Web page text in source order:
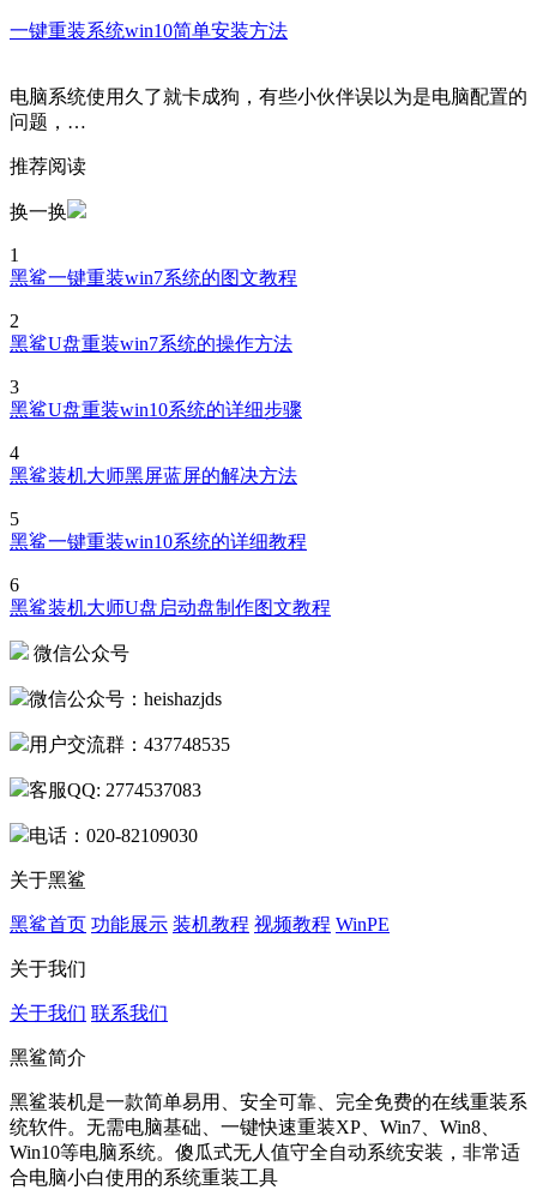
一键重装系统win10简单安装方法
电脑系统使用久了就卡成狗，有些小伙伴误以为是电脑配置的
问题，…
推荐阅读
换一换
1
黑鲨一键重装win7系统的图文教程
2
黑鲨U盘重装win7系统的操作方法
3
黑鲨U盘重装win10系统的详细步骤
4
黑鲨装机大师黑屏蓝屏的解决方法
5
黑鲨一键重装win10系统的详细教程
6
黑鲨装机大师U盘启动盘制作图文教程
微信公众号
微信公众号：heishazjds
用户交流群：437748535
客服QQ: 2774537083
电话：020-82109030
关于黑鲨
黑鲨首页 功能展示 装机教程 视频教程 WinPE
关于我们
关于我们 联系我们
黑鲨简介
黑鲨装机是一款简单易用、安全可靠、完全免费的在线重装系
统软件。无需电脑基础、一键快速重装XP、Win7、Win8、
Win10等电脑系统。傻瓜式无人值守全自动系统安装，非常适
合电脑小白使用的系统重装工具